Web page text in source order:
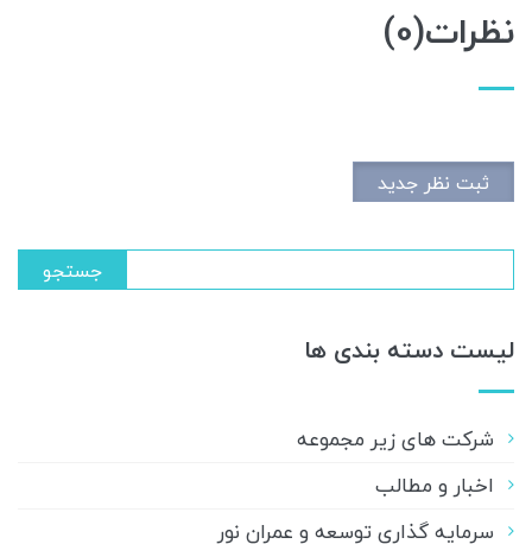
نظرات(0)
ثبت نظر جدید
جستجو
لیست دسته بندی ها
شرکت های زیر مجموعه
اخبار و مطالب
سرمایه گذاری توسعه و عمران نور